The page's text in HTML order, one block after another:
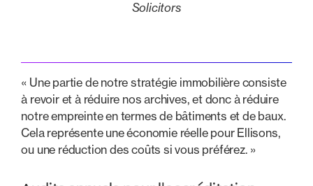
Solicitors
« Une partie de notre stratégie immobilière consiste
à revoir et à réduire nos archives, et donc à réduire
notre empreinte en termes de bâtiments et de baux.
Cela représente une économie réelle pour Ellisons,
ou une réduction des coûts si vous préférez. »